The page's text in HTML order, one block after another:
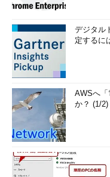
デジタル
定するに
AWSへ「
か？ (1/2)